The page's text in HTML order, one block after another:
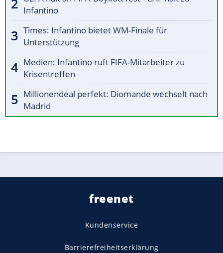
Infantino
Times: Infantino bietet WM-Finale für
Unterstützung
Medien: Infantino ruft FIFA-Mitarbeiter zu
Krisentreffen
Millionendeal perfekt: Diomande wechselt nach
Madrid
freenet
Kundenservice
Barrierefreiheitserklärung